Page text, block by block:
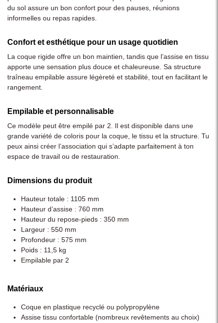
du sol assure un bon confort pour des pauses, réunions
informelles ou repas rapides.
Confort et esthétique pour un usage quotidien
La coque rigide offre un bon maintien, tandis que l’assise en tissu
apporte une sensation plus douce et chaleureuse. Sa structure
traîneau empilable assure légèreté et stabilité, tout en facilitant le
rangement.
Empilable et personnalisable
Ce modèle peut être empilé par 2. Il est disponible dans une
grande variété de coloris pour la coque, le tissu et la structure. Tu
peux ainsi créer l’association qui s’adapte parfaitement à ton
espace de travail ou de restauration.
Dimensions du produit
Hauteur totale : 1105 mm
Hauteur d’assise : 760 mm
Hauteur du repose-pieds : 350 mm
Largeur : 550 mm
Profondeur : 575 mm
Poids : 11,5 kg
Empilable par 2
Matériaux
Coque en plastique recyclé ou polypropylène
Assise tissu confortable (nombreux revêtements au choix)